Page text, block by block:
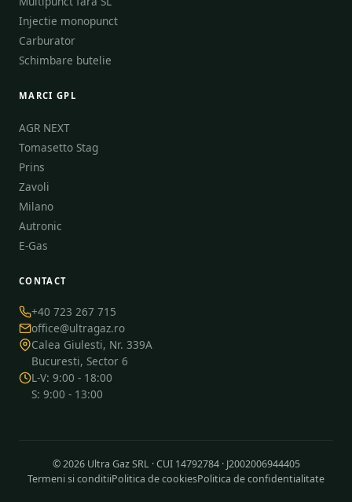
Injectie monopunct
Carburator
Schimbare butelie
MARCI GPL
AGR NEXT
Tomasetto Stag
Prins
Zavoli
Milano
Autronic
E-Gas
CONTACT
+40 723 267 715
office@ultragaz.ro
Calea Giulesti, Nr. 339A
Bucuresti, Sector 6
L-V: 9:00 - 18:00
S: 9:00 - 13:00
© 2026 Ultra Gaz SRL · CUI 14792784 · J2002006944405
Termeni si conditiiPolitica de cookiesPolitica de confidentialitate